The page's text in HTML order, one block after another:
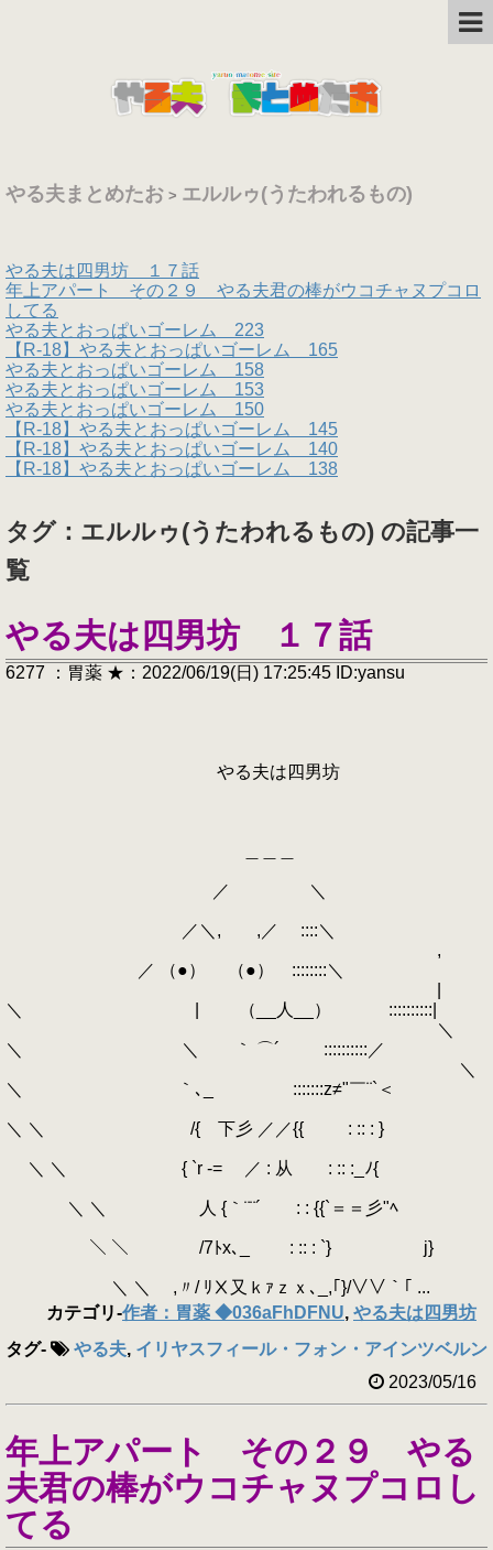
やる夫まとめたお > エルルゥ(うたわれるもの)
やる夫は四男坊 １７話
年上アパート その２９ やる夫君の棒がウコチャヌプコロ
してる
やる夫とおっぱいゴーレム 223
【R-18】やる夫とおっぱいゴーレム 165
やる夫とおっぱいゴーレム 158
やる夫とおっぱいゴーレム 153
やる夫とおっぱいゴーレム 150
【R-18】やる夫とおっぱいゴーレム 145
【R-18】やる夫とおっぱいゴーレム 140
【R-18】やる夫とおっぱいゴーレム 138
タグ：エルルゥ(うたわれるもの) の記事一
覧
やる夫は四男坊 １７話
6277 ：胃薬 ★：2022/06/19(日) 17:25:45 ID:yansu
やる夫は四男坊
／ ＼
／＼, ,／ ::::＼
,
／ （●） （●） ::::::::＼
＼ | （__人__） ::::::::::|
＼
＼ ＼ ｀ ⌒´ ::::::::::／
＼
＼ ｀､_ :::::::z≠"￣¨`＜
＼ ＼ /{ 下彡 ／／{{ : :: : }
＼ ＼ { `r ‐= ／ : 从 : :: :_ﾉ{
＼ ＼ 人 {｀¨¨´ : : {{`＝＝彡"ﾍ
＼ ＼ /7ﾄx､_ : :: : `} j}
＼ ＼ ,〃/ ﾘⅩ又ｋｧｚｘ､_,｢}/∨∨｀｢ ...
カテゴリ-作者：胃薬 ◆036aFhDFNU, やる夫は四男坊
タグ- やる夫, イリヤスフィール・フォン・アインツベルン
2023/05/16
年上アパート その２９ やる
夫君の棒がウコチャヌプコロし
てる